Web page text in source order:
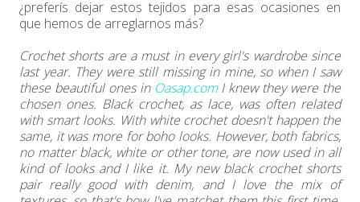
¿preferís dejar estos tejidos para esas ocasiones en
que hemos de arreglarnos más?
Crochet shorts are a must in every girl's wardrobe since
last year. They were still missing in mine, so when I saw
these beautiful ones in Oasap.comI knew they were the
chosen ones. Black crochet, as lace, was often related
with smart looks. With white crochet doesn't happen the
same, it was more for boho looks. However, both fabrics,
no matter black, white or other tone, are now used in all
kind of looks and I like it. My new black crochet shorts
pair really good with denim, and I love the mix of